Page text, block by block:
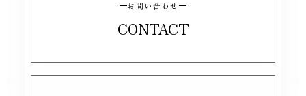
お問い合わせ
CONTACT